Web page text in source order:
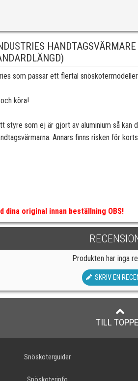
som passar ett flertal
köra!
styre som ej är gjort av aluminium så kan
Annars finns risken för
original innan beställning OBS!
Produkten har inga
SKRIV EN
TILL
Snöskoterguider